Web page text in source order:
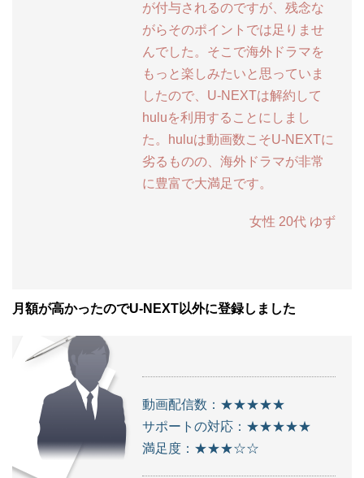
が付与されるのですが、残念な
がらそのポイントでは足りませ
んでした。そこで海外ドラマを
もっと楽しみたいと思っていま
したので、U-NEXTは解約して
huluを利用することにしまし
た。huluは動画数こそU-NEXTに
劣るものの、海外ドラマが非常
に豊富で大満足です。
女性 20代 ゆず
月額が高かったのでU-NEXT以外に登録しました
動画配信数：★★★★★
サポートの対応：★★★★★
満足度：★★★☆☆